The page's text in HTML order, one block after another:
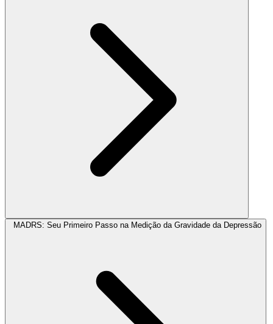
MADRS: Seu Primeiro Passo na Medição da Gravidade da Depressão